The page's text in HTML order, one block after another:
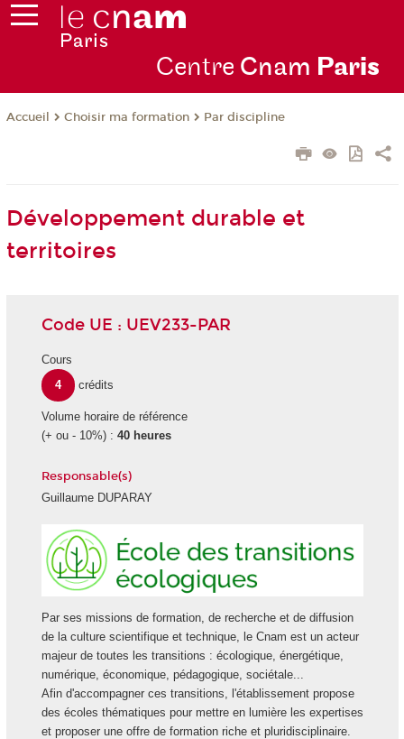
Centre Cnam Paris
Accueil Choisir ma formation Par discipline
Développement durable et
territoires
Code UE : UEV233-PAR
Cours
4
crédits
Volume horaire de référence
(+ ou - 10%) : 40 heures
Responsable(s)
Guillaume DUPARAY
Par ses missions de formation, de recherche et de diffusion
de la culture scientifique et technique, le Cnam est un acteur
majeur de toutes les transitions : écologique, énergétique,
numérique, économique, pédagogique, sociétale...
Afin d'accompagner ces transitions, l'établissement propose
des écoles thématiques pour mettre en lumière les expertises
et proposer une offre de formation riche et pluridisciplinaire.